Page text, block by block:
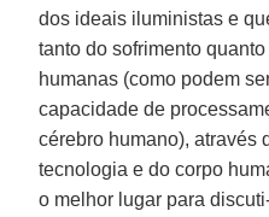
dos ideais iluministas e
tanto do sofrimento
humanas (como podem
capacidade de
cérebro humano), através
tecnologia e do corpo
o melhor lugar para